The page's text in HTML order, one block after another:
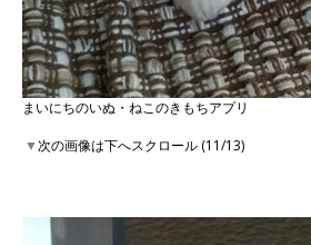
まいにちのいぬ・ねこのきもちアプリ
▼次の画像は下へスクロール (11/13)